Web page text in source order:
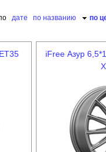
дате по названию по
iFree Азур